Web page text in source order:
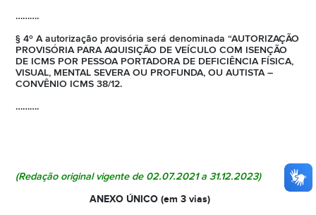
……….
§ 4º A autorização provisória será denominada “AUTORIZAÇÃO
PROVISÓRIA PARA AQUISIÇÃO DE VEÍCULO COM ISENÇÃO
DE ICMS POR PESSOA PORTADORA DE DEFICIÊNCIA FÍSICA,
VISUAL, MENTAL SEVERA OU PROFUNDA, OU AUTISTA –
CONVÊNIO ICMS 38/12.
……….
(Redação original vigente de 02.07.2021 a 31.12.2023)
ANEXO ÚNICO (em 3 vias)